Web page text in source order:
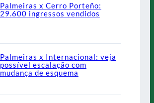
Palmeiras x Cerro Porteño:
29.600 ingressos vendidos
Palmeiras x Internacional: veja
possível escalação com
mudança de esquema